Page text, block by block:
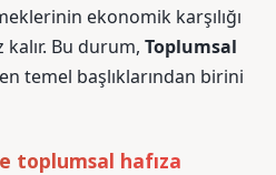
ekonomik karşılığı
Bu durum, Toplumsal
temel başlıklarından birini
toplumsal hafıza